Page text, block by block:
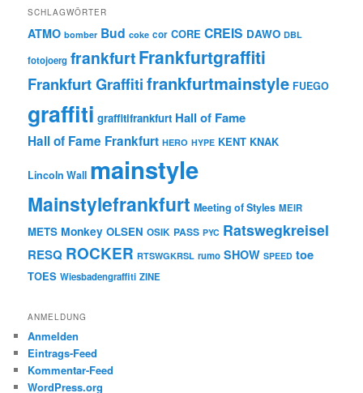
SCHLAGWÖRTER
ATMO bomber Bud coke cor CORE CREIS DAWO DBL
fotojoerg frankfurtFrankfurtgraffiti
Frankfurt Graffitifrankfurtmainstyle FUEGO
graffiti graffitifrankfurt Hall of Fame
Hall of Fame Frankfurt HERO HYPE KENT KNAK
Lincoln Wall mainstyle
Mainstylefrankfurt Meeting of Styles MEIR
METS Monkey OLSEN OSIK PASS PYC Ratswegkreisel
RESQ ROCKER RTSWGKRSL rumo SHOW SPEED toe
TOES Wiesbadengraffiti ZINE
ANMELDUNG
Anmelden
Eintrags-Feed
Kommentar-Feed
WordPress.org